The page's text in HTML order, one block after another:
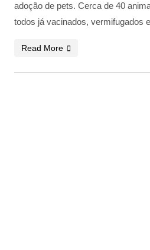
adoção de pets. Cerca de 40
todos já vacinados, vermifugados
Read More